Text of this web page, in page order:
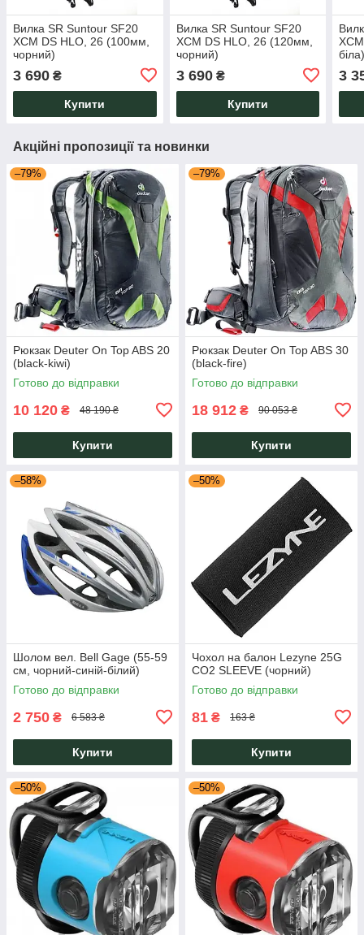
Вилка SR Suntour SF20
XCM DS HLO, 26 (100мм,
чорний)
3 690 ₴
Купити
Вилка SR Suntour SF20
XCM DS HLO, 26 (120мм,
чорний)
3 690₴
Купити
3
Акційні пропозиції та новинки
–79%
Рюкзак Deuter On Top ABS 20
(black-kiwi)
Готово до відправки
10 120 ₴ 48 190 ₴
Купити
–79%
Рюкзак Deuter On Top ABS 30
(black-fire)
Готово до відправки
18 912 ₴ 90 053 ₴
Купити
–58%
Шолом вел. Bell Gage (55-59
см, чорний-синій-білий)
Готово до відправки
2 750 ₴ 6 583 ₴
Купити
–50%
Чохол на балон Lezyne 25G
CO2 SLEEVE (чорний)
Готово до відправки
81 ₴ 163 ₴
Купити
–50% –50%